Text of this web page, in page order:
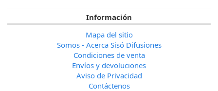
Información
Mapa del sitio
Somos - Acerca Sisó Difusiones
Condiciones de venta
Envíos y devoluciones
Aviso de Privacidad
Contáctenos